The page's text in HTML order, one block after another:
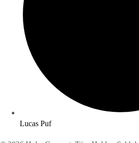
Lucas Puf